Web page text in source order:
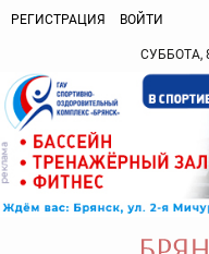
РЕГИСТРАЦИЯ ВОЙТИ
СУББОТА,